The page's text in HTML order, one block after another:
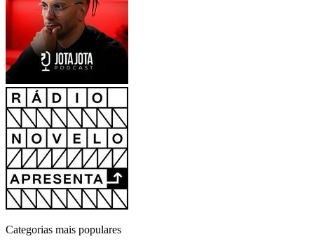
Categorias mais populares